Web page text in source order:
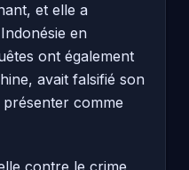
et elle a
en
ont également
avait falsifié son
comme
contre le crime